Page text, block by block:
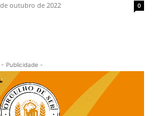
outubro de 2022 0
- Publicidade -